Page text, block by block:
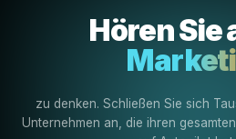
Mehr Content-Output